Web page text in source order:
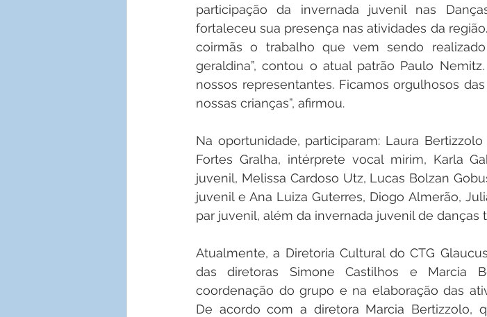
participação da invernada juvenil nas
fortaleceu sua presença nas atividades da
coirmãs o trabalho que vem sendo
geraldina”, contou o atual patrão Paulo
nossos representantes. Ficamos orgulhosos
nossas crianças”, afirmou.
Na oportunidade, participaram: Laura
Fortes Gralha, intérprete vocal mirim, Karla
juvenil, Melissa Cardoso Utz, Lucas Bolzan
juvenil e Ana Luiza Guterres, Diogo Almerão,
par juvenil, além da invernada juvenil de danças
Atualmente, a Diretoria Cultural do CTG
das diretoras Simone Castilhos e Marcia
coordenação do grupo e na elaboração das
De acordo com a diretora Marcia Bertizzolo,